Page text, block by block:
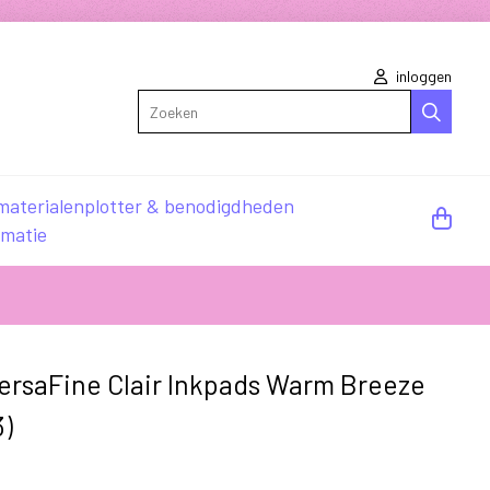
inloggen
plotter & benodigdheden
Clair Inkpads Warm Breeze